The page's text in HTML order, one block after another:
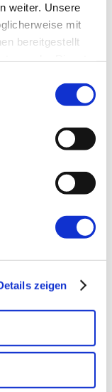
weiter. Unsere
mit
bereitgestellt
zeigen
die Kontrolle.